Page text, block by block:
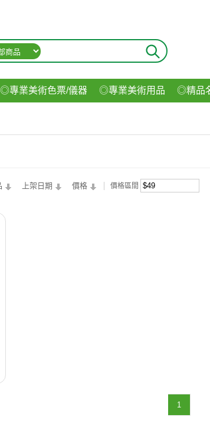
◎專業美術色票/儀器 ◎專業美術用品 ◎精品
上架日期 價格 價格區間
1